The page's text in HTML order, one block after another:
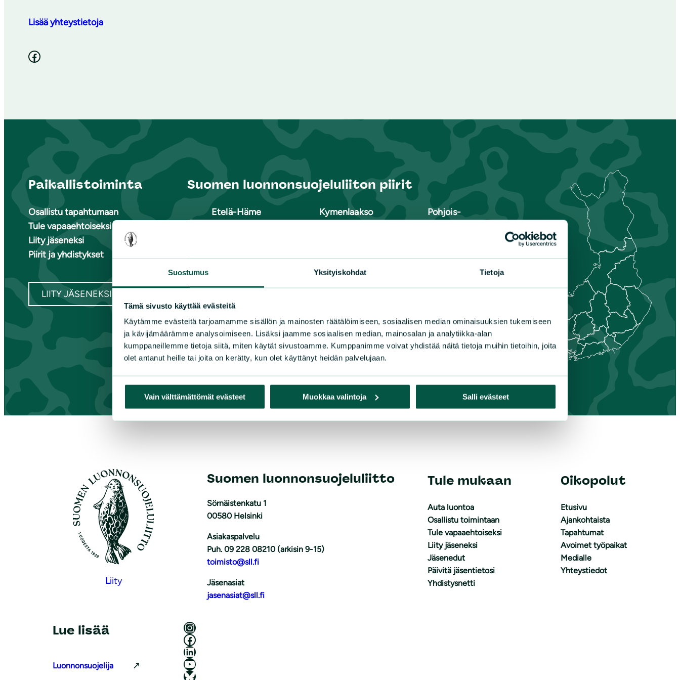
Suostumus Yksityiskohdat Tietoja
Tämä sivusto käyttää evästeitä
Käytämme evästeitä tarjoamamme sisällön ja mainosten räätälöimiseen, sosiaalisen median ominaisuuksien tukemiseen
ja kävijämäärämme analysoimiseen. Lisäksi jaamme sosiaalisen median, mainosalan ja analytiikka-alan
kumppaneillemme tietoja siitä, miten käytät sivustoamme. Kumppanimme voivat yhdistää näitä tietoja muihin tietoihin, joita
olet antanut heille tai joita on kerätty, kun olet käyttänyt heidän palvelujaan.
Vain välttämättömät evästeet Muokkaa valintoja Salli evästeet
Lisää yhteystietoja
Facebook
Paikallistoiminta
Osallistu tapahtumaan
Tule vapaaehtoiseksi
Liity jäseneksi
Piirit ja yhdistykset
LIITY JÄSENEKSI
Suomen luonnonsuojeluliiton piirit
Etelä-Häme
Kymenlaakso
Pohjois-Karjala
Pohjois-
Liity
Suomen luonnonsuojeluliitto
Sörnäistenkatu 1
00580 Helsinki
Asiakaspalvelu
Puh. 09 228 08210 (arkisin 9-15)
toimisto@sll.fi
Jäsenasiat
jasenasiat@sll.fi
Tule mukaan
Auta luontoa
Osallistu toimintaan
Tule vapaaehtoiseksi
Liity jäseneksi
Jäsenedut
Päivitä jäsentietosi
Yhdistysnetti
Oikopolut
Etusivu
Ajankohtaista
Tapahtumat
Avoimet työpaikat
Medialle
Yhteystiedot
Lue lisää
Luonnonsuojelija
Luonnonsuojeluliitto Instagramissa
Luonnonsuojeluliitto Facebookissa
Luonnonsuojeluliitto LinkedInissä
Luonnonsuojeluliiton YouTube-kanava
Luonnonsuojeluliitto Blueskyssa